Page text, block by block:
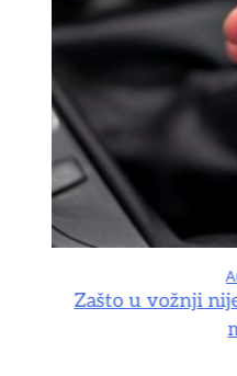
Zašto u vožnji